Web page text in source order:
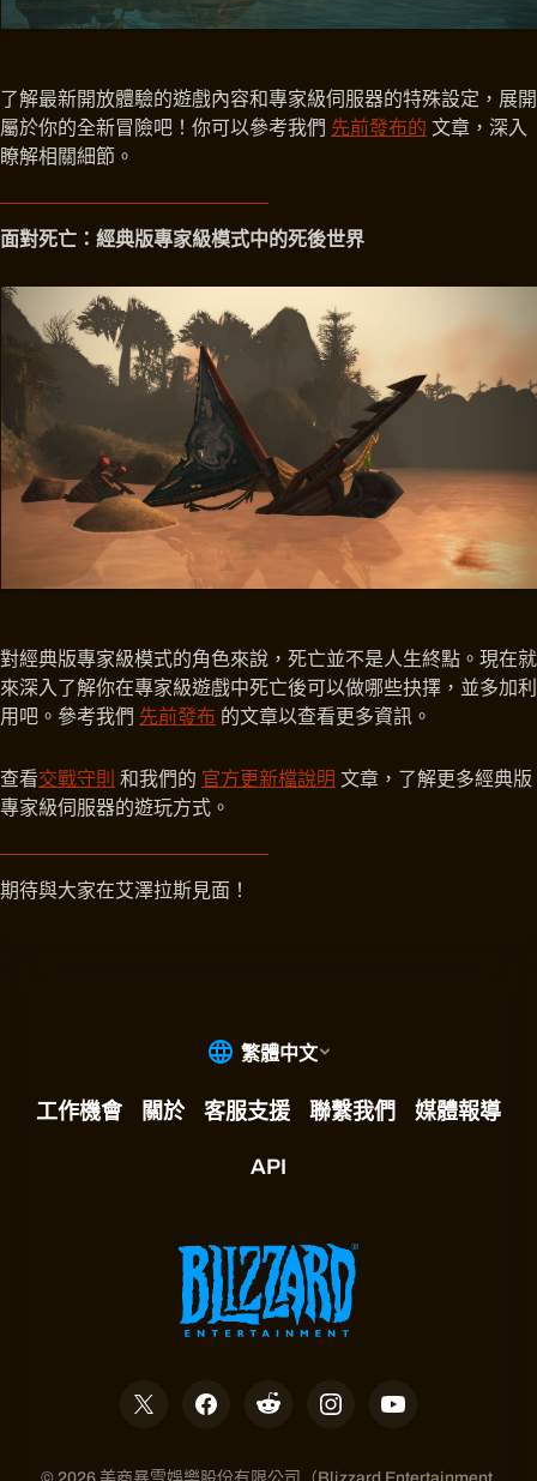
了解最新開放體驗的遊戲內容和專家級伺服器的特殊設定，展開
屬於你的全新冒險吧！你可以參考我們 先前發布的 文章，深入
瞭解相關細節。
面對死亡：經典版專家級模式中的死後世界
對經典版專家級模式的角色來說，死亡並不是人生終點。現在就
來深入了解你在專家級遊戲中死亡後可以做哪些抉擇，並多加利
用吧。參考我們 先前發布 的文章以查看更多資訊。
查看交戰守則 和我們的 官方更新檔說明 文章，了解更多經典版
專家級伺服器的遊玩方式。
期待與大家在艾澤拉斯見面！